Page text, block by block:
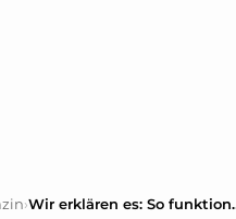
› Wir erklären es: